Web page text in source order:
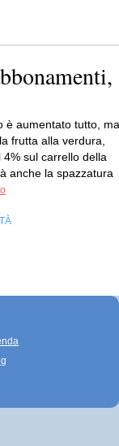
è aumentato tutto, ma
frutta alla verdura,
sul carrello della
anche la spazzatura